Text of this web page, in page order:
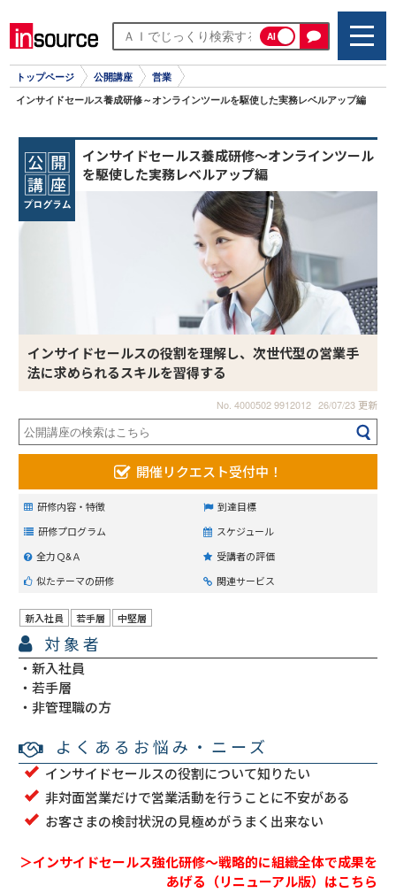
AI
トップページ 公開講座 営業
インサイドセールス養成研修～オンラインツールを駆使した実務レベルアップ編
インサイドセールス養成研修～オンラインツール
を駆使した実務レベルアップ編
インサイドセールスの役割を理解し、次世代型の営業手
法に求められるスキルを習得する
No. 4000502 9912012 26/07/23 更新
開催リクエスト受付中！
研修内容・特徴
到達目標
研修プログラム
スケジュール
全力Ｑ&Ａ
受講者の評価
似たテーマの研修
関連サービス
対象者
新入社員 若手層 中堅層
新入社員
若手層
非管理職の方
よくあるお悩み・ニーズ
インサイドセールスの役割について知りたい
非対面営業だけで営業活動を行うことに不安がある
お客さまの検討状況の見極めがうまく出来ない
＞インサイドセールス強化研修～戦略的に組織全体で成果を
あげる（リニューアル版）はこちら